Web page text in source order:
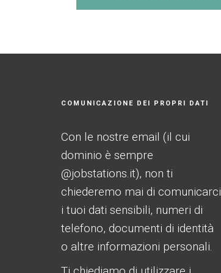
COMUNICAZIONE DEI PROPRI DATI
Con le nostre email (il cui
dominio è sempre
@jobstations.it), non ti
chiederemo mai di comunicarci
i tuoi dati sensibili, numeri di
telefono, documenti di identità
o altre informazioni personali.